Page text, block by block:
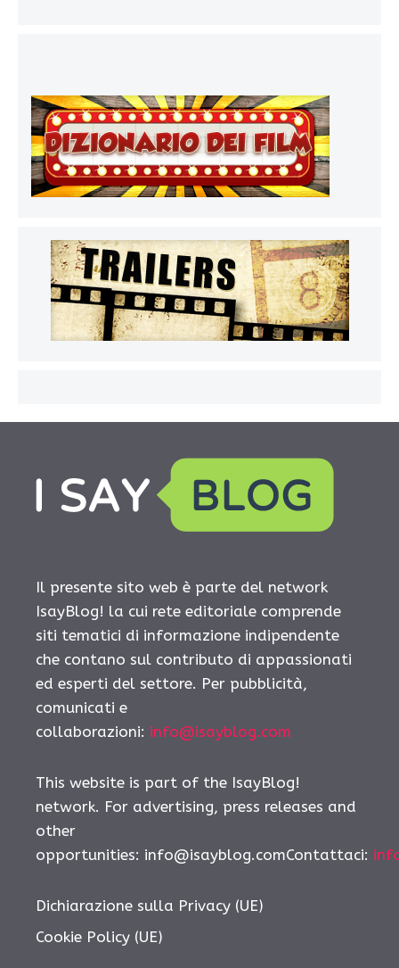
Il presente sito web è parte del network
IsayBlog! la cui rete editoriale comprende
siti tematici di informazione indipendente
che contano sul contributo di appassionati
ed esperti del settore. Per pubblicità,
comunicati e
collaborazioni: info@isayblog.com
This website is part of the IsayBlog!
network. For advertising, press releases and
other
opportunities: info@isayblog.comContattaci:
Dichiarazione sulla Privacy (UE)
Cookie Policy (UE)